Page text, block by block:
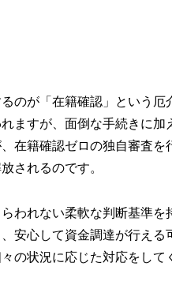
のが「在籍確認」という厄
ますが、面倒な手続きに加
在籍確認ゼロの独自審査
されるのです。
われない柔軟な判断基準を
安心して資金調達が行える
の状況に応じた対応をして